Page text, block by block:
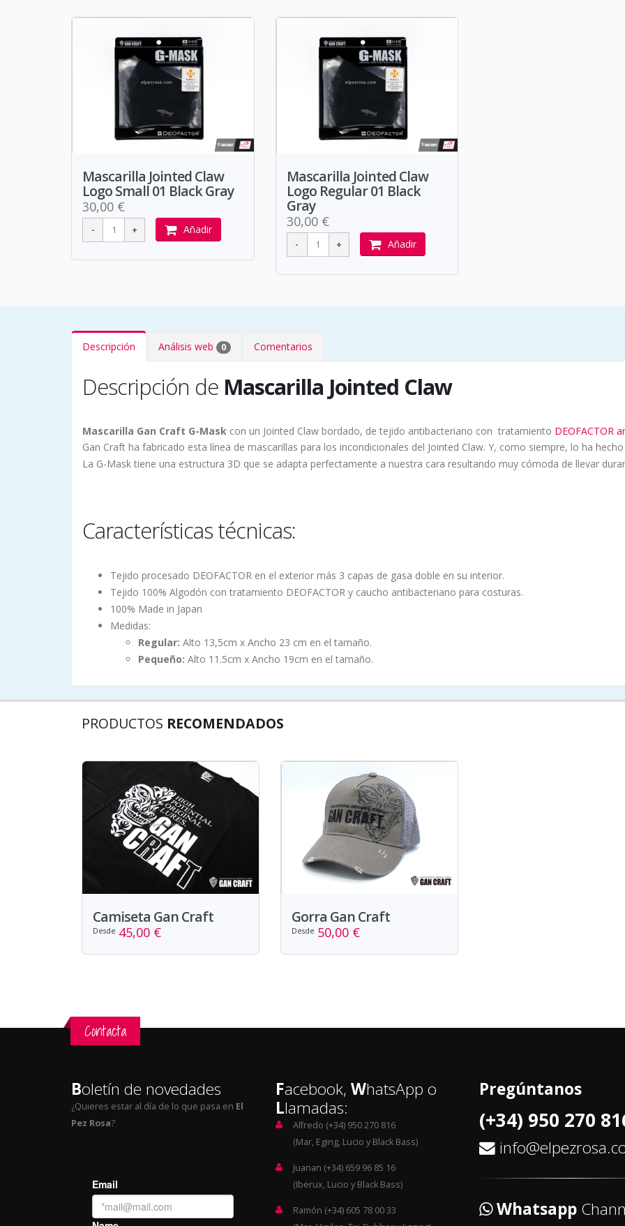
Mascarilla Jointed Claw
Logo Small 01 Black Gray
30,00 €
Añadir
Mascarilla Jointed Claw
Logo Regular 01 Black
Gray
30,00 €
Añadir
Descripción Análisis web 0 Comentarios
Descripción de Mascarilla Jointed Claw
Mascarilla Gan Craft G-Mask con un Jointed Claw bordado, de tejido antibacteriano con tratamiento DEOFACTOR
Gan Craft ha fabricado esta línea de mascarillas para los incondicionales del Jointed Claw. Y, como siempre, lo ha
La G-Mask tiene una estructura 3D que se adapta perfectamente a nuestra cara resultando muy cómoda de llevar
Características técnicas:
Tejido procesado DEOFACTOR en el exterior más 3 capas de gasa doble en su interior.
Tejido 100% Algodón con tratamiento DEOFACTOR y caucho antibacteriano para costuras.
100% Made in Japan
Medidas:
Regular: Alto 13,5cm x Ancho 23 cm en el tamaño.
Pequeño: Alto 11.5cm x Ancho 19cm en el tamaño.
PRODUCTOS RECOMENDADOS
Camiseta Gan Craft
Desde 45,00 €
Gorra Gan Craft
Desde 50,00 €
Contacta
Boletín de novedades
¿Quieres estar al día de lo que pasa en El
Pez Rosa?
Facebook, WhatsApp o
Llamadas:
Alfredo (+34) 950 270 816
(Mar, Eging, Lucio y Black Bass)
Juanan (+34) 659 96 85 16
(Iberux, Lucio y Black Bass)
Ramón (+34) 605 78 00 33
Pregúntanos
(+34) 950 270
Whatsapp